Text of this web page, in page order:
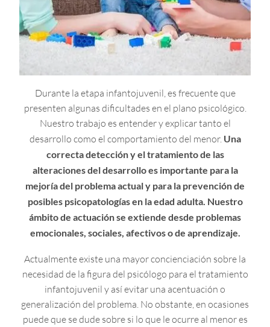
Durante la etapa infantojuvenil, es frecuente que
presenten algunas dificultades en el plano psicológico.
Nuestro trabajo es entender y explicar tanto el
desarrollo como el comportamiento del menor. Una
correcta deteccióny el tratamiento de las
alteraciones del desarrollo es importante para la
mejoría del problema actual y para la prevención de
posibles psicopatologías en la edad adulta. Nuestro
ámbito de actuación se extiende desde problemas
emocionales, sociales, afectivos o de aprendizaje.
Actualmente existe una mayor concienciación sobre la
necesidad de la figura del psicólogo para el tratamiento
infantojuvenil y así evitar una acentuación o
generalización del problema. No obstante, en ocasiones
puede que se dude sobre si lo que le ocurre al menor es